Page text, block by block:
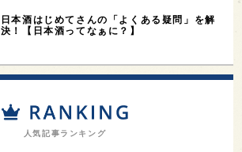
日本酒はじめてさんの「よくある疑問」を解
決！【日本酒ってなぁに？】
人気記事ランキング